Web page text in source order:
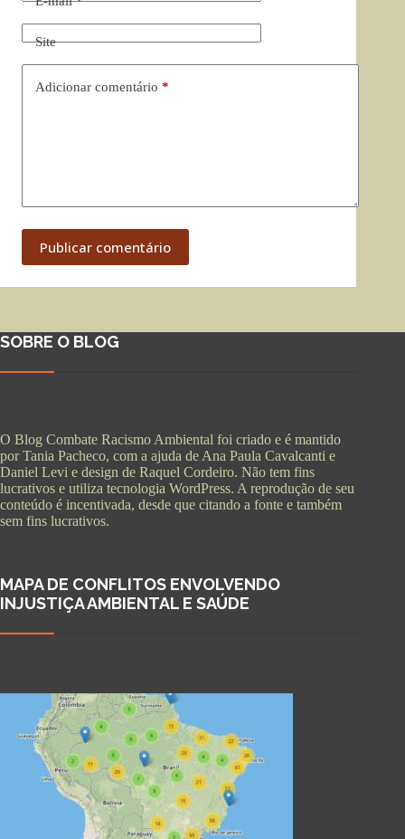
Site
Adicionar comentário *
Publicar comentário
SOBRE O BLOG
O Blog Combate Racismo Ambiental foi criado e é mantido
por Tania Pacheco, com a ajuda de Ana Paula Cavalcanti e
Daniel Levi e design de Raquel Cordeiro. Não tem fins
lucrativos e utiliza tecnologia WordPress. A reprodução de seu
conteúdo é incentivada, desde que citando a fonte e também
sem fins lucrativos.
MAPA DE CONFLITOS ENVOLVENDO
INJUSTIÇA AMBIENTAL E SAÚDE